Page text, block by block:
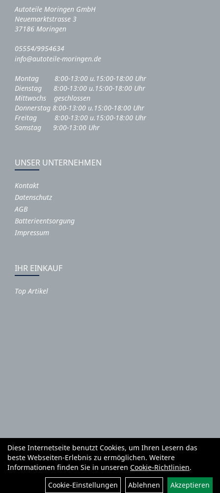
Filter
Autoteile Moringen GmbH
Neuemarktstrasse 3
37186 Moringen
05554/9954634
info@autoteile-moringen.de
Montag 8:00-13:00 u.15:00-18:00 Uhr
Dienstag 8:00-13:00 u.15:00-18:00 Uhr
Mittwochs geschlossen
Donnerstag 8:00-13:00 u.15:00-18:00 Uhr
Freitag 8:00-13:00 u.15:00-18:00 Uhr
Samstag 9:00-13:00 Uhr
UNSER UNTERNEHMEN
Kontakt
Datenschutz
AGB
Batterieentsorgung
Impressum
IHR EINKAUF
Top Artikel
Autoteile und Zubehör E-Roller
Fahrräder
Fahrradzubehör
Fahrradteile Bekleidung
Mietgeräte
Reifenhandel und Montage
Garten und Forstgeräte Service
Diese Internetseite benutzt Cookies, um Ihren Lesern das
beste Webseiten-Erlebnis zu ermöglichen. Weitere
Informationen finden Sie in unseren Cookie-Richtlinien.
Cookie-Einstellungen
Ablehnen Akzeptieren